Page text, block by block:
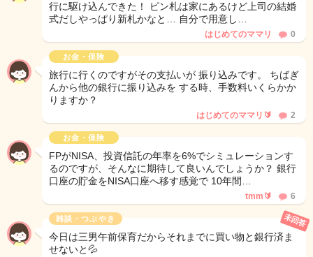
行に駆け込んできた！ ピン札は家にあるけど上司の結婚
式だしやっぱり新札かなと… 自分で用意し…
はじめてのママリ 0
お金・保険
旅行に行くのですがその支払いが 振り込みです。 ちばぎ
んから他の銀行に振り込みを する時、手数料いくらかか
りますか？
はじめてのママリ🔰 2
お金・保険
FPがNISA、投資信託の年率を6%でシミュレーションす
るのですが、そんなに期待して良いんでしょうか？ 銀行
口座の貯金をNISA口座へ移す感覚で 10年間…
tmm🔰 6
雑談・つぶやき
今日は三男午前保育だからそれまでに買い物と銀行済ま
せないと💦
未回答